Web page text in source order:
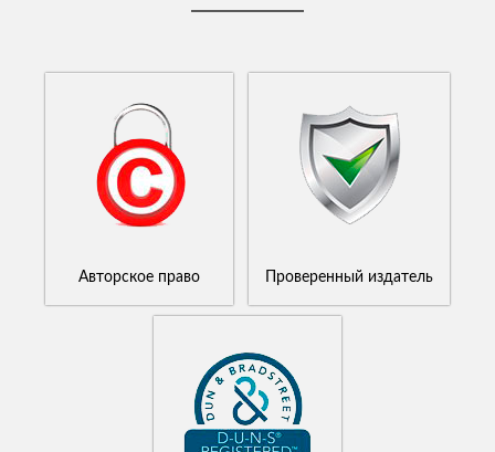
Авторское право Проверенный издатель